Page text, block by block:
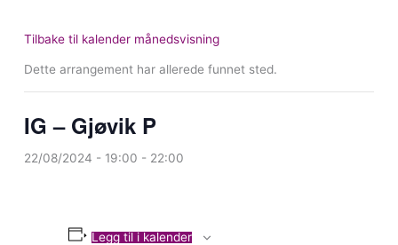
Tilbake til kalender månedsvisning
Dette arrangement har allerede funnet sted.
IG – Gjøvik P
22/08/2024 - 19:00 - 22:00
Legg til i kalender